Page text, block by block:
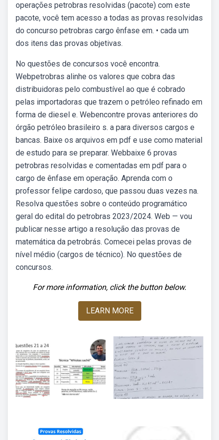
operações petrobras resolvidas (pacote) com este
pacote, você tem acesso a todas as provas resolvidas
do concurso petrobras cargo ênfase em. • cada um
dos itens das provas objetivas.
No questões de concursos você encontra.
Webpetrobras alinhe os valores que cobra das
distribuidoras pelo combustível ao que é cobrado
pelas importadoras que trazem o petróleo refinado em
forma de diesel e. Webencontre provas anteriores do
órgão petróleo brasileiro s. a para diversos cargos e
bancas. Baixe os arquivos em pdf e use como material
de estudo para se preparar. Webbaixe 6 provas
petrobras resolvidas e comentadas em pdf para o
cargo de ênfase em operação. Aprenda com o
professor felipe cardoso, que passou duas vezes na.
Resolva questões sobre o conteúdo programático
geral do edital do petrobras 2023/2024. Web — vou
publicar nesse artigo a resolução das provas de
matemática da petrobrás. Comecei pelas provas de
nível médio (cargos de técnico). No questões de
concursos.
For more information, click the button below.
LEARN MORE